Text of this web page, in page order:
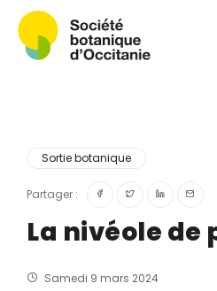
Convergences botaniques
Herbier PCPR
Ressources
Actualités et calendrier
Sortie botanique
Partager :
La nivéole
Samedi 9 mars 2024